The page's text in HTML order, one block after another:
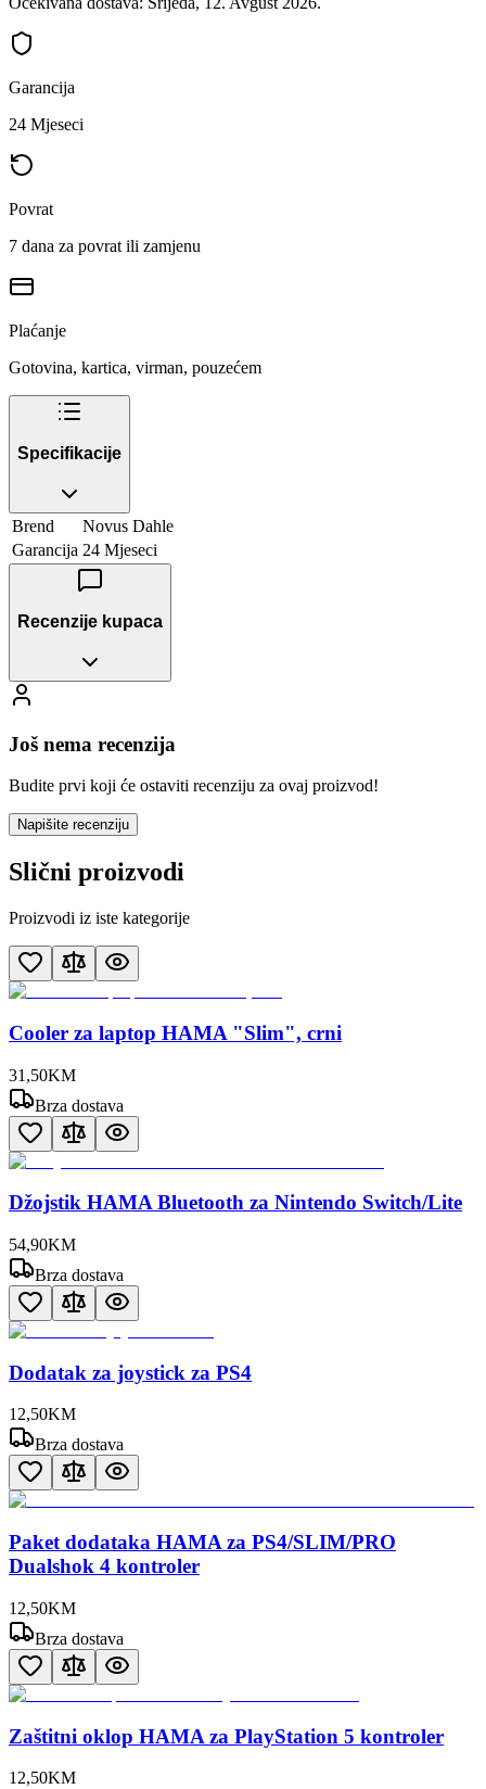
Garancija
24 Mjeseci
Povrat
7 dana za povrat ili zamjenu
Plaćanje
Gotovina, kartica, virman, pouzećem
Specifikacije
Brend
Novus Dahle
Garancija 24 Mjeseci
Recenzije kupaca
Još nema recenzija
Budite prvi koji će ostaviti recenziju za ovaj proizvod!
Napišite recenziju
Slični proizvodi
Proizvodi iz iste kategorije
Cooler za laptop HAMA "Slim", crni
31 ,50KM
Brza dostava
Džojstik HAMA Bluetooth za Nintendo Switch/Lite
54,90KM
Brza dostava
Dodatak za joystick za PS4
12,50KM
Brza dostava
Paket dodataka HAMA za PS4/SLIM/PRO
Dualshok 4 kontroler
12,50KM
Brza dostava
Zaštitni oklop HAMA za PlayStation 5 kontroler
12,50KM